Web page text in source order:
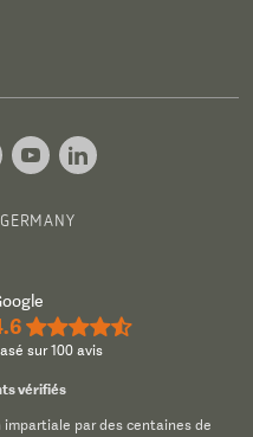
★★★★½
sur 100 avis
vérifiés
par des centaines de